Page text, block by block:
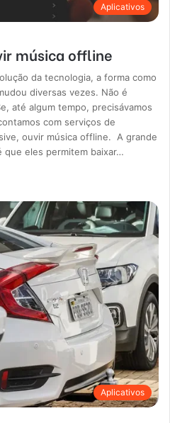
Aplicativos
música offline
da tecnologia, a forma como
diversas vezes. Não é
até algum tempo, precisávamos
com serviços de
ouvir música offline. A grande
que eles permitem baixar…
Aplicativos